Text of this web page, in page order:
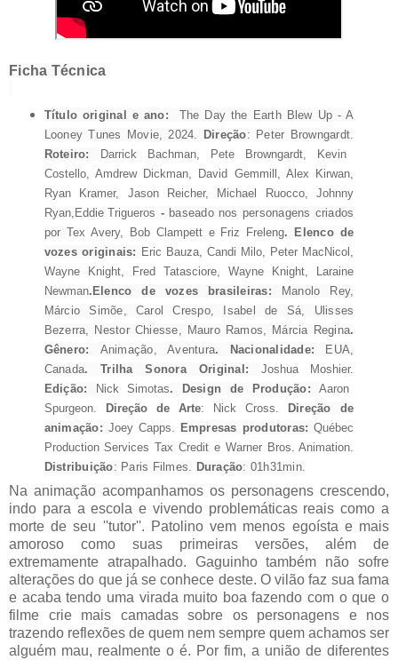
Ficha Técnica
Título original e ano: The Day the Earth Blew Up - A
Looney Tunes Movie, 2024. Direção: Peter Browngardt.
Roteiro: Darrick Bachman, Pete Browngardt, Kevin
Costello, Amdrew Dickman, David Gemmill, Alex Kirwan,
Ryan Kramer, Jason Reicher, Michael Ruocco, Johnny
Ryan,Eddie Trigueros - baseado nos personagens criados
por Tex Avery, Bob Clampett e Friz Freleng. Elenco de
vozes originais: Eric Bauza, Candi Milo, Peter MacNicol,
Wayne Knight, Fred Tatasciore, Wayne Knight, Laraine
Newman.Elenco de vozes brasileiras: Manolo Rey,
Márcio Simõe, Carol Crespo, Isabel de Sá, Ulisses
Bezerra, Nestor Chiesse, Mauro Ramos, Márcia Regina.
Gênero: Animação, Aventura. Nacionalidade: EUA,
Canada. Trilha Sonora Original: Joshua Moshier.
Edição: Nick Simotas. Design de Produção:Aaron
Spurgeon. Direção de Arte: Nick Cross. Direção de
animação: Joey Capps. Empresas produtoras:Québec
Production Services Tax Credit e Warner Bros. Animation.
Distribuição: Paris Filmes. Duração: 01h31min.
Na animação acompanhamos os personagens crescendo,
indo para a escola e vivendo problemáticas reais como a
morte de seu ''tutor''. Patolino vem menos egoísta e mais
amoroso como suas primeiras versões, além de
extremamente atrapalhado. Gaguinho também não sofre
alterações do que já se conhece deste. O vilão faz sua fama
e acaba tendo uma virada muito boa fazendo com o que o
filme crie mais camadas sobre os personagens e nos
trazendo reflexões de quem nem sempre quem achamos ser
alguém mau, realmente o é. Por fim, a união de diferentes